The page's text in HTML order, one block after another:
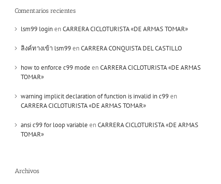
Comentarios recientes
lsm99 loginenCARRERA CICLOTURISTA «DE ARMAS TOMAR»
ลิงค์ทางเข้า lsm99enCARRERA CONQUISTA DEL CASTILLO
how to enforce c99 mode enCARRERA CICLOTURISTA «DE ARMAS
TOMAR»
warning implicit declaration of function is invalid in c99en
CARRERA CICLOTURISTA «DE ARMAS TOMAR»
ansi c99 for loop variable enCARRERA CICLOTURISTA «DE ARMAS
TOMAR»
Archivos